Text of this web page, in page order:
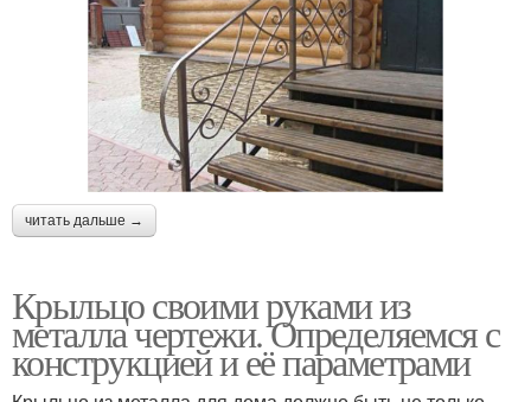
читать дальше →
Крыльцо своими руками из
металла чертежи. Определяемся с
конструкцией и её параметрами